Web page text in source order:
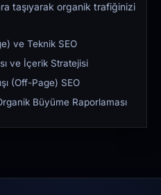
taşıyarak organik trafiğinizi
ve Teknik SEO
ve İçerik Stratejisi
(Off-Page) SEO
Büyüme Raporlaması